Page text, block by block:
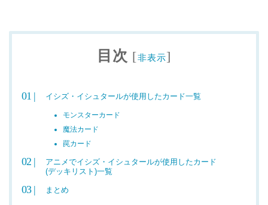
目次 [非表示]
イシズ・イシュタールが使用したカード一覧
モンスターカード
魔法カード
罠カード
アニメでイシズ・イシュタールが使用したカード
(デッキリスト)一覧
まとめ